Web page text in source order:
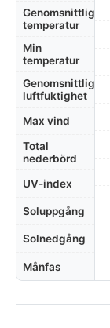
Genomsnittlig
temperatur
Min
temperatur
Genomsnittlig
luftfuktighet
Max vind
Total
nederbörd
UV-index
Soluppgång
Solnedgång
Månfas